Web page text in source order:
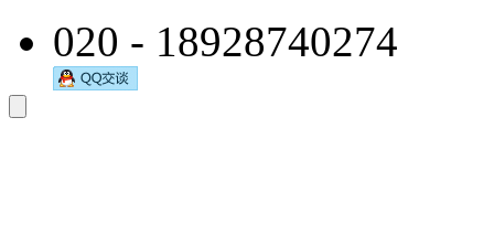
020 - 18928740274